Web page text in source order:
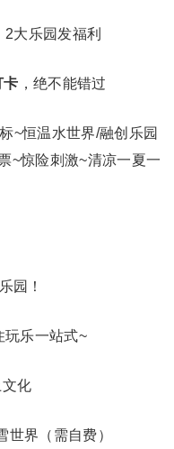
2大乐园发福利
卡 ，绝不能错过
园！
玩乐一站式~
化
世界（需自费）